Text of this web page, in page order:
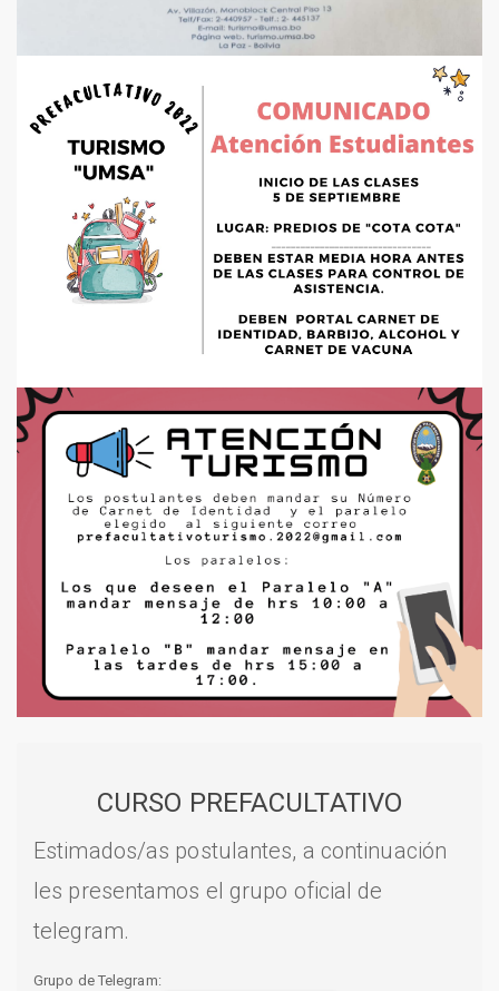
CURSO PREFACULTATIVO
Estimados/as postulantes, a continuación
les presentamos el grupo oficial de
telegram.
Grupo de Telegram: